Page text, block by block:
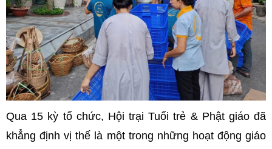
Qua 15 kỳ tổ chức, Hội trại Tuổi trẻ & Phật giáo đã
khẳng định vị thế là một trong những hoạt động giáo